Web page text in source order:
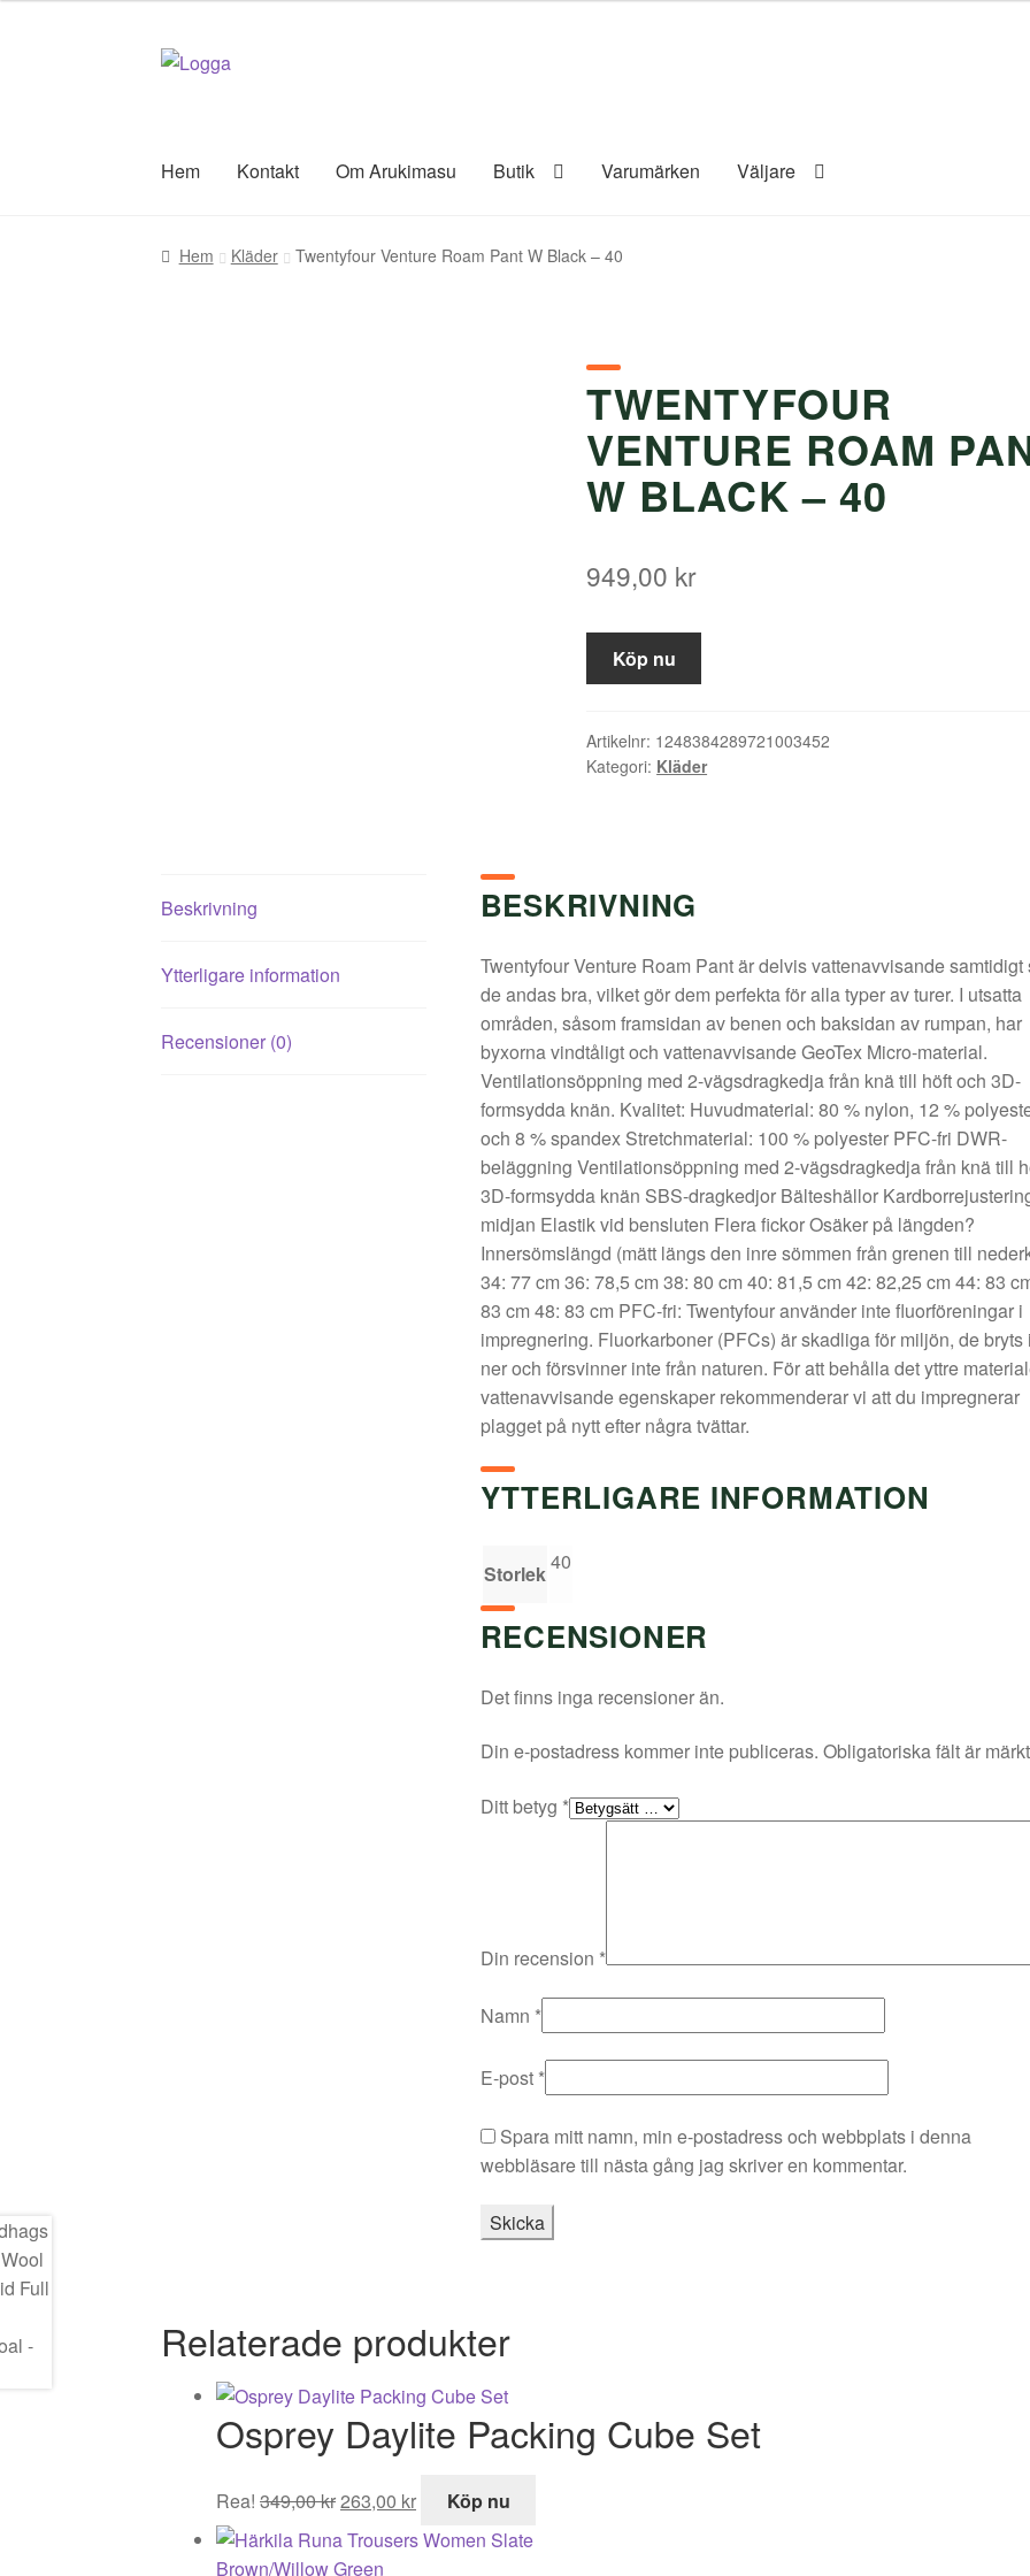
Hoppa
Hoppa
Hem
Kontakt Om Arukimasu Butik Varumärken Väljare
Hem Kläder Twentyfour Venture Roam Pant W Black – 40
TWENTYFOUR
VENTURE ROAM
W BLACK – 40
949,00 kr
Köp nu
Artikelnr: 1248384289721003452
Kategori: Kläder
Beskrivning
Ytterligare information
Recensioner (0)
BESKRIVNING
Twentyfour Venture Roam Pant är delvis vattenavvisande samtidigt
de andas bra, vilket gör dem perfekta för alla typer av turer. I utsatta
områden, såsom framsidan av benen och baksidan av rumpan, har
byxorna vindtåligt och vattenavvisande GeoTex Micro-material.
Ventilationsöppning med 2-vägsdragkedja från knä till höft och 3D-
formsydda knän. Kvalitet: Huvudmaterial: 80 % nylon, 12 %
och 8 % spandex Stretchmaterial: 100 % polyester PFC-fri DWR-
beläggning Ventilationsöppning med 2-vägsdragkedja från knä till
3D-formsydda knän SBS-dragkedjor Bälteshällor
midjan Elastik vid bensluten Flera fickor Osäker på längden?
Innersömslängd (mätt längs den inre sömmen från grenen till
34: 77 cm 36: 78,5 cm 38: 80 cm 40: 81,5 cm 42: 82,25 cm 44: 83
83 cm 48: 83 cm PFC-fri: Twentyfour använder inte fluorföreningar i
impregnering. Fluorkarboner (PFCs) är skadliga för miljön, de bryts
ner och försvinner inte från naturen. För att behålla det yttre
vattenavvisande egenskaper rekommenderar vi att du impregnerar
plagget på nytt efter några tvättar.
YTTERLIGARE INFORMATION
Storlek40
RECENSIONER
Det finns inga recensioner än.
Din e-postadress kommer inte publiceras. Obligatoriska fält är
Ditt betyg *
Din recension *
Namn *
E-post *
Spara mitt namn, min e-postadress och webbplats i denna
webbläsare till nästa gång jag skriver en kommentar.
Relaterade produkter
Osprey Daylite Packing Cube Set
Rea! 349,00kr
ursprungliga
priset
263,00 kr
nuvarande
priset
Köp nu